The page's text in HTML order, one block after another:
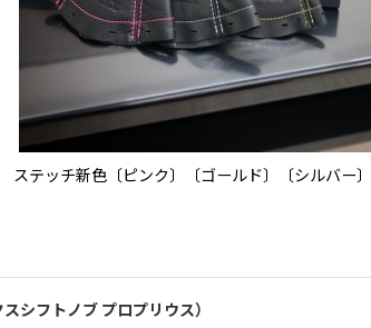
ステッチ新色〔ピンク〕〔ゴールド〕〔シルバー〕
シフトノブ プロプリウス）